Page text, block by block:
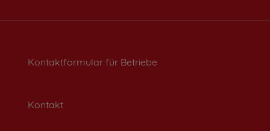
Kontaktformular für Betriebe
Kontakt